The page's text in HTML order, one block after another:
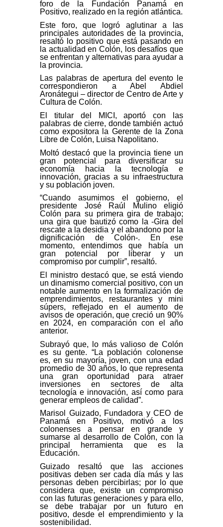
foro de la Fundación Panamá en
Positivo, realizado en la región atlántica.
Este foro, que logró aglutinar a las
principales autoridades de la provincia,
resaltó lo positivo que está pasando en
la actualidad en Colón, los desafíos que
se enfrentan y alternativas para ayudar a
la provincia.
Las palabras de apertura del evento le
correspondieron a Abel Abdiel
Aronátegui – director de Centro de Arte y
Cultura de Colón.
El titular del MICI, aportó con las
palabras de cierre, donde también actuó
como expositora la Gerente de la Zona
Libre de Colón, Luisa Napolitano.
Moltó destacó que la provincia tiene un
gran potencial para diversificar su
economía hacia la tecnología e
innovación, gracias a su infraestructura
y su población joven.
“Cuando asumimos el gobierno, el
presidente José Raúl Mulino eligió
Colón para su primera gira de trabajo;
una gira que bautizó como la -Gira del
rescate a la desidia y el abandono por la
dignificación de Colón-. En ese
momento, entendimos que había un
gran potencial por liberar y un
compromiso por cumplir”, resaltó.
El ministro destacó que, se está viendo
un dinamismo comercial positivo, con un
notable aumento en la formalización de
emprendimientos, restaurantes y mini
súpers, reflejado en el aumento de
avisos de operación, que creció un 90%
en 2024, en comparación con el año
anterior.
Subrayó que, lo más valioso de Colón
es su gente. “La población colonense
es, en su mayoría, joven, con una edad
promedio de 30 años, lo que representa
una gran oportunidad para atraer
inversiones en sectores de alta
tecnología e innovación, así como para
generar empleos de calidad”.
Marisol Guizado, Fundadora y CEO de
Panamá en Positivo, motivó a los
colonenses a pensar en grande y
sumarse al desarrollo de Colón, con la
principal herramienta que es la
Educación.
Guizado resaltó que las acciones
positivas deben ser cada día más y las
personas deben percibirlas; por lo que
considera que, existe un compromiso
con las futuras generaciones y para ello,
se debe trabajar por un futuro en
positivo, desde el emprendimiento y la
sostenibilidad.